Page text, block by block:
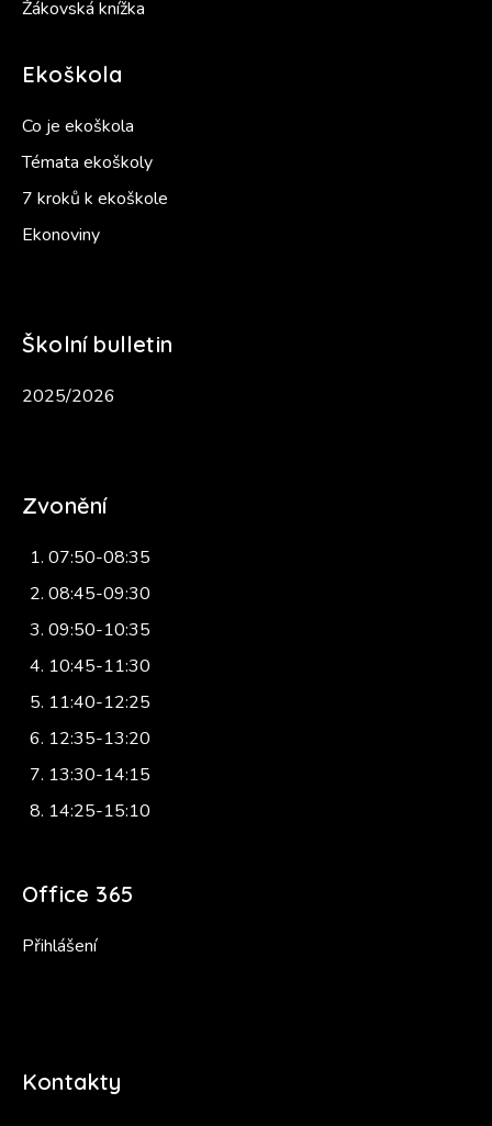
Žákovská knížka
Ekoškola
Co je ekoškola
Témata ekoškoly
7 kroků k ekoškole
Ekonoviny
Školní bulletin
2025/2026
Zvonění
07:50-08:35
08:45-09:30
09:50-10:35
10:45-11:30
11:40-12:25
12:35-13:20
13:30-14:15
14:25-15:10
Office 365
Přihlášení
Kontakty